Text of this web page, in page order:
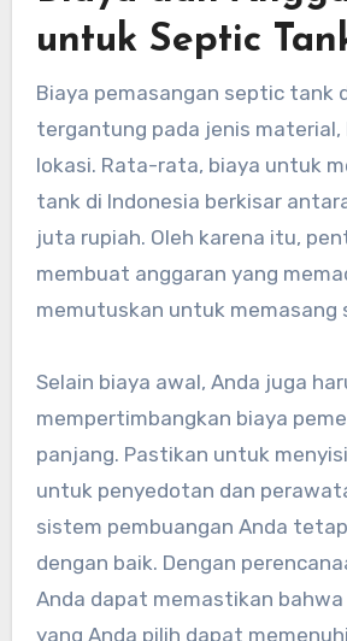
untuk Septic
Biaya pemasangan septic tank
tergantung pada jenis material,
lokasi. Rata-rata, biaya untuk
tank di Indonesia berkisar
juta rupiah. Oleh karena itu,
membuat anggaran yang
memutuskan untuk memasang
Selain biaya awal, Anda juga
mempertimbangkan biaya
panjang. Pastikan untuk
untuk penyedotan dan
sistem pembuangan Anda
dengan baik. Dengan
Anda dapat memastikan
yang Anda pilih dapat